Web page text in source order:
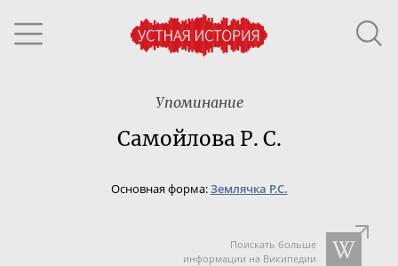
Упоминание
Самойлова Р. С.
Основная форма:Землячка Р.С.
Поискать больше
информации на Википедии